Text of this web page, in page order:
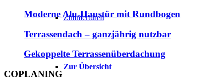
Zimmertüren
Zur Übersicht
Moderne Alu-Haustür mit Rundbogen
Terrassendach – ganzjährig nutzbar
Gekoppelte Terrassenüberdachung
COPLANING